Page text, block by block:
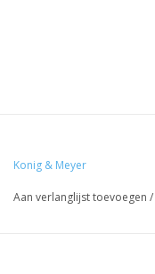
Konig & Meyer
Aan verlanglijst toevoegen /